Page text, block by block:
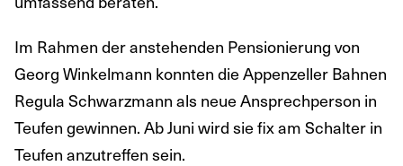
Im Rahmen der anstehenden Pensionierung von
Georg Winkelmann konnten die Appenzeller Bahnen
Regula Schwarzmann als neue Ansprechperson in
Teufen gewinnen. Ab Juni wird sie fix am Schalter in
Teufen anzutreffen sein.